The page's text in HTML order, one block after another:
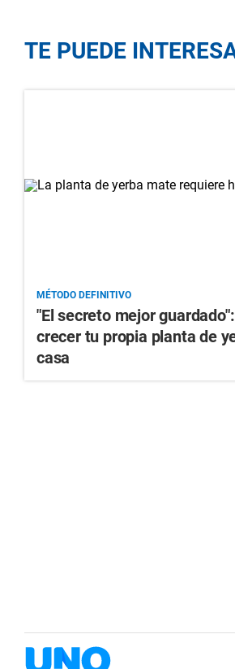
TE PUEDE
MÉTODO DEFINITIVO
"El secreto mejor
crecer tu propia planta de
casa